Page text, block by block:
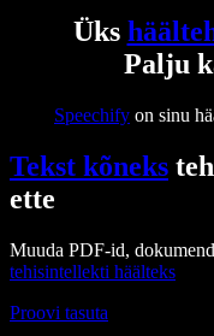
Üks
Palju
Speechify on sinu
Tekst kõneks
ette
Muuda PDF-id,
tehisintellekti häälteks
Proovi tasuta